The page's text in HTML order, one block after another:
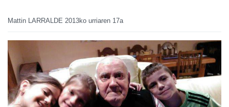
Mattin LARRALDE 2013ko urriaren 17a